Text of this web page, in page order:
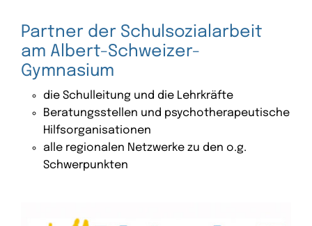
Partner der Schulsozialarbeit
am Albert-Schweizer-
Gymnasium
die Schulleitung und die Lehrkräfte
Beratungsstellen und psychotherapeutische
Hilfsorganisationen
alle regionalen Netzwerke zu den o.g.
Schwerpunkten